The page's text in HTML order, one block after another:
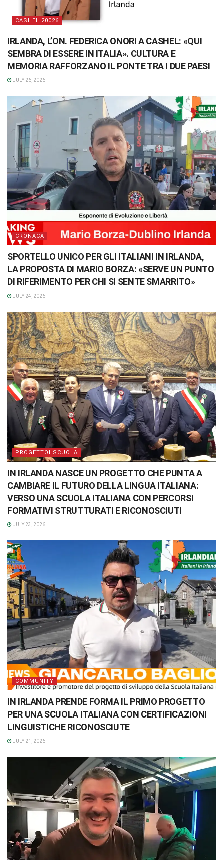
CASHEL 20026
IRLANDA, L’ON. FEDERICA ONORI A CASHEL: «QUI
SEMBRA DI ESSERE IN ITALIA». CULTURA E
MEMORIA RAFFORZANO IL PONTE TRA I DUE PAESI
JULY 26, 2026
CRONACA
SPORTELLO UNICO PER GLI ITALIANI IN IRLANDA,
LA PROPOSTA DI MARIO BORZA: «SERVE UN PUNTO
DI RIFERIMENTO PER CHI SI SENTE SMARRITO»
JULY 24, 2026
PROGETTOI SCUOLA
IN IRLANDA NASCE UN PROGETTO CHE PUNTA A
CAMBIARE IL FUTURO DELLA LINGUA ITALIANA:
VERSO UNA SCUOLA ITALIANA CON PERCORSI
FORMATIVI STRUTTURATI E RICONOSCIUTI
JULY 23, 2026
COMMUNITY
IN IRLANDA PRENDE FORMA IL PRIMO PROGETTO
PER UNA SCUOLA ITALIANA CON CERTIFICAZIONI
LINGUISTICHE RICONOSCIUTE
JULY 21, 2026